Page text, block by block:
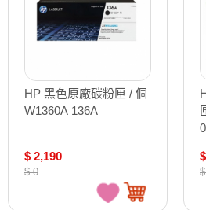
HP 黑色原廠碳粉匣 / 個
W1360A 136A
$ 2,190
$ 0